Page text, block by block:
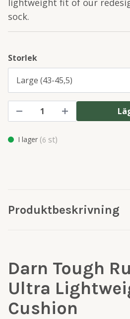
lightweight fit of our
sock.
Storlek
I lager (6 st)
Produktbeskrivning
Darn Tough
Ultra
Cushion